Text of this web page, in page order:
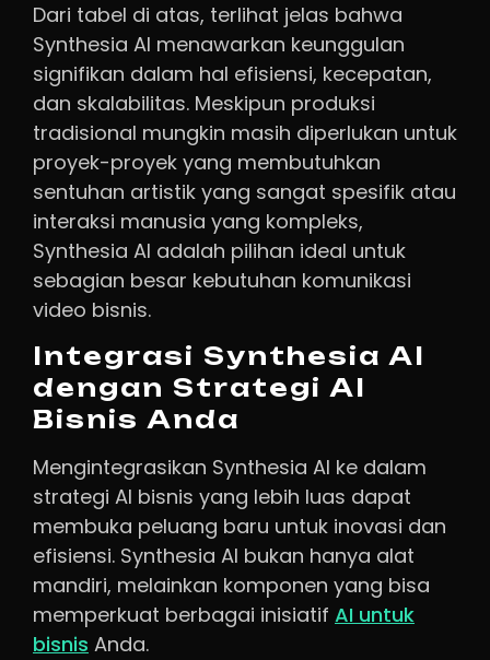
Dari tabel di atas, terlihat jelas bahwa
Synthesia AI menawarkan keunggulan
signifikan dalam hal efisiensi, kecepatan,
dan skalabilitas. Meskipun produksi
tradisional mungkin masih diperlukan untuk
proyek-proyek yang membutuhkan
sentuhan artistik yang sangat spesifik atau
interaksi manusia yang kompleks,
Synthesia AI adalah pilihan ideal untuk
sebagian besar kebutuhan komunikasi
video bisnis.
Integrasi Synthesia AI
dengan Strategi AI
Bisnis Anda
Mengintegrasikan Synthesia AI ke dalam
strategi AI bisnis yang lebih luas dapat
membuka peluang baru untuk inovasi dan
efisiensi. Synthesia AI bukan hanya alat
mandiri, melainkan komponen yang bisa
memperkuat berbagai inisiatif AI untuk
bisnis Anda.